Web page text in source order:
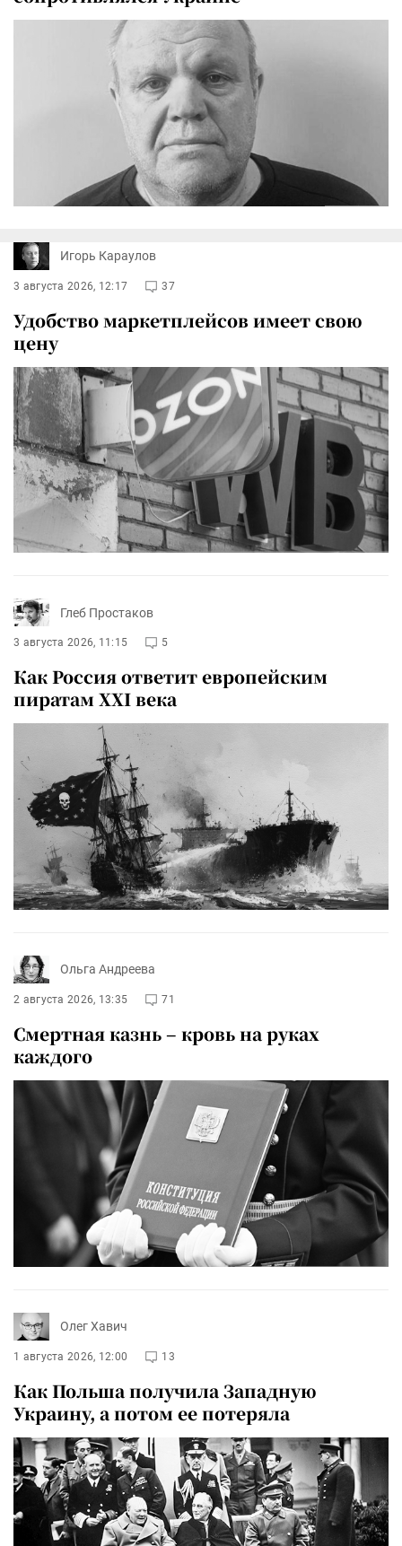
Игорь Караулов
3 августа 2026, 12:17 37
Удобство маркетплейсов имеет свою
цену
Глеб Простаков
3 августа 2026, 11:15 5
Как Россия ответит европейским
пиратам XXI века
Ольга Андреева
2 августа 2026, 13:35 71
Смертная казнь – кровь на руках
каждого
Олег Хавич
1 августа 2026, 12:00 13
Как Польша получила Западную
Украину, а потом ее потеряла